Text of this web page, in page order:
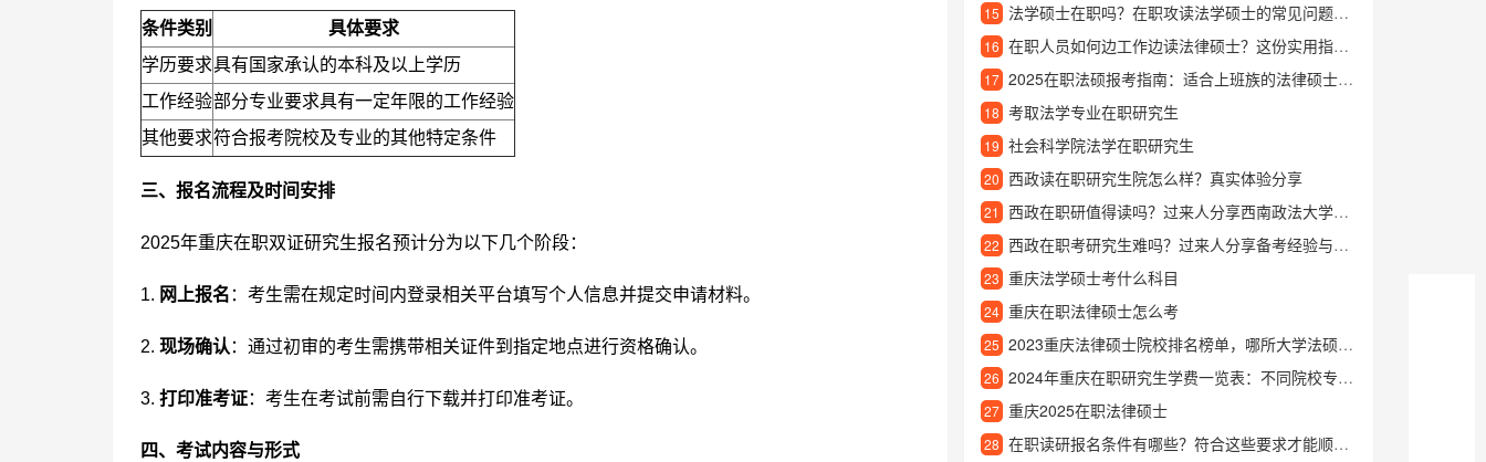
条件类别
具体要求
学历要求具有国家承认的本科及以上学历
工作经验部分专业要求具有一定年限的工作经验
其他要求符合报考院校及专业的其他特定条件
三、报名流程及时间安排
2025年重庆在职双证研究生报名预计分为以下几个阶段：
1. 网上报名 ：考生需在规定时间内登录相关平台填写个人信息并提交申请材料。
2. 现场确认 ：通过初审的考生需携带相关证件到指定地点进行资格确认。
3. 打印准考证：考生在考试前需自行下载并打印准考证。
四、考试内容与形式
15 法学硕士在职吗？在职攻读法学硕士的常见问题解答
16 在职人员如何边工作边读法律硕士？这份实用指南告诉你
17 2025在职法硕报考指南：适合上班族的法律硕士进修方案解析
18 考取法学专业在职研究生
19 社会科学院法学在职研究生
20 西政读在职研究生院怎么样？真实体验分享
21 西政在职研值得读吗？过来人分享西南政法大学在职研究生的真实体验
22 西政在职考研究生难吗？过来人分享备考经验与心得
23 重庆法学硕士考什么科目
24 重庆在职法律硕士怎么考
25 2023重庆法律硕士院校排名榜单，哪所大学法硕专业更强？
26 2024年重庆在职研究生学费一览表：不同院校专业收费标准详解
27 重庆2025在职法律硕士
28 在职读研报名条件有哪些？符合这些要求才能顺利报考